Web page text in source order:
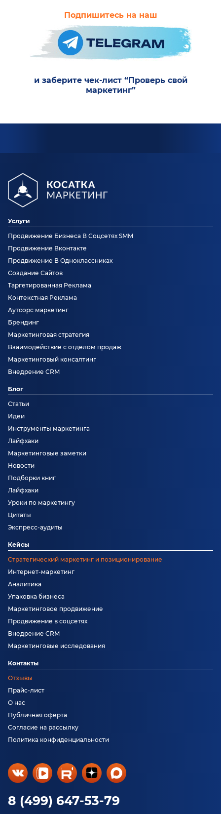
Подпишитесь на наш
и заберите чек-лист “Проверь свой
маркетинг”
8 (499) 647-53-79
Услуги
Продвижение Бизнеса В Соцсетях SMM
Продвижение Вконтакте
Продвижение В Одноклассниках
Создание Сайтов
Таргетированная Реклама
Контекстная Реклама
Аутсорс маркетинг
Брендинг
Маркетинговая стратегия
Взаимодействие с отделом продаж
Маркетинговый консалтинг
Внедрение CRM
Блог
Статьи
Идеи
Инструменты маркетинга
Лайфхаки
Маркетинговые заметки
Новости
Подборки книг
Лайфхаки
Уроки по маркетингу
Цитаты
Экспресс-аудиты
Кейсы
Стратегический маркетинг и позиционирование
Интернет-маркетинг
Аналитика
Упаковка бизнеса
Маркетинговое продвижение
Продвижение в соцсетях
Внедрение CRM
Маркетинговые исследования
Контакты
Отзывы
Прайс-лист
О нас
Публичная оферта
Согласие на рассылку
Политика конфиденциальности